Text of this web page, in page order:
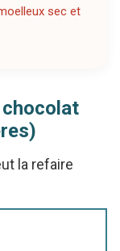
sec et
chocolat
la refaire